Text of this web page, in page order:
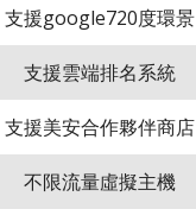
支援google720度環景
支援雲端排名系統
支援美安合作夥伴商店
不限流量虛擬主機